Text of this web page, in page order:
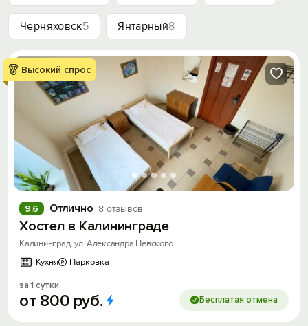
Черняховск5 Янтарный8
Высокий спрос
Отлично 8 отзывов
9.6
Хостел в Калининграде
Калининград, ул. Александра Невского
Кухня
Парковка
за 1 сутки
от 800 руб. Бесплатая отмена